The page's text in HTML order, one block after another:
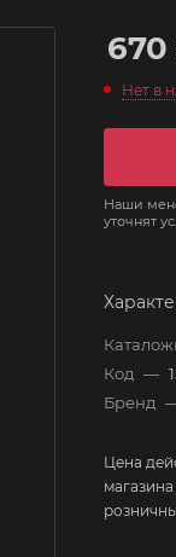
670
Нет в
Наши
уточнят
Код —
Бренд
Цена